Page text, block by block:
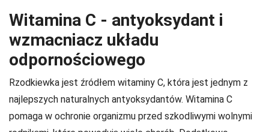
Witamina C - antyoksydant i
wzmacniacz układu
odpornościowego
Rzodkiewka jest źródłem witaminy C, która jest jednym z
najlepszych naturalnych antyoksydantów. Witamina C
pomaga w ochronie organizmu przed szkodliwymi wolnymi